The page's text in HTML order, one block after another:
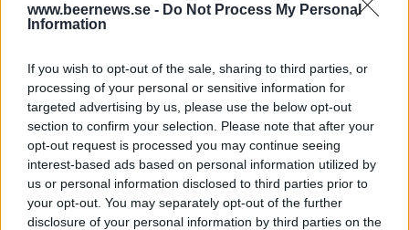
www.beernews.se - Do Not Process My Personal
Information
If you wish to opt-out of the sale, sharing to third parties, or
processing of your personal or sensitive information for
targeted advertising by us, please use the below opt-out
section to confirm your selection. Please note that after your
opt-out request is processed you may continue seeing
interest-based ads based on personal information utilized by
us or personal information disclosed to third parties prior to
your opt-out. You may separately opt-out of the further
disclosure of your personal information by third parties on the
FESTIVALER & MÄSSOR